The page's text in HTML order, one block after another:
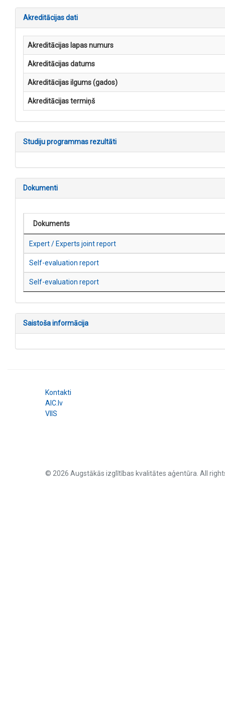
Akreditācijas dati
Akreditācijas lapas numurs
Akreditācijas datums
Akreditācijas ilgums (gados)
Akreditācijas termiņš
Studiju programmas rezultāti
Dokumenti
Dokuments
Expert / Experts joint report
Self-evaluation report
Self-evaluation report
Saistoša informācija
Kontakti
AIC.lv
VIIS
© 2026 Augstākās izglītības kvalitātes aģentūra. All